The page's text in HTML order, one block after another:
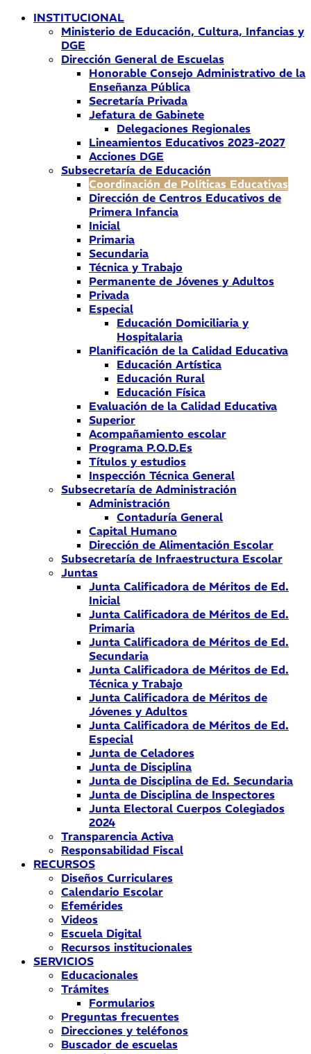
INSTITUCIONAL
Ministerio de Educación, Cultura, Infancias y
DGE
Dirección General de Escuelas
Honorable Consejo Administrativo de la
Enseñanza Pública
Secretaría Privada
Jefatura de Gabinete
Delegaciones Regionales
Lineamientos Educativos 2023-2027
Acciones DGE
Subsecretaría de Educación
Coordinación de Políticas Educativas
Dirección de Centros Educativos de
Primera Infancia
Inicial
Primaria
Secundaria
Técnica y Trabajo
Permanente de Jóvenes y Adultos
Privada
Especial
Educación Domiciliaria y
Hospitalaria
Planificación de la Calidad Educativa
Educación Artística
Educación Rural
Educación Física
Evaluación de la Calidad Educativa
Superior
Acompañamiento escolar
Programa P.O.D.Es
Títulos y estudios
Inspección Técnica General
Subsecretaría de Administración
Administración
Contaduría General
Capital Humano
Dirección de Alimentación Escolar
Subsecretaría de Infraestructura Escolar
Juntas
Junta Calificadora de Méritos de Ed.
Inicial
Junta Calificadora de Méritos de Ed.
Primaria
Junta Calificadora de Méritos de Ed.
Secundaria
Junta Calificadora de Méritos de Ed.
Técnica y Trabajo
Junta Calificadora de Méritos de
Jóvenes y Adultos
Junta Calificadora de Méritos de Ed.
Especial
Junta de Celadores
Junta de Disciplina
Junta de Disciplina de Ed. Secundaria
Junta de Disciplina de Inspectores
Junta Electoral Cuerpos Colegiados
2024
Transparencia Activa
Responsabilidad Fiscal
RECURSOS
Diseños Curriculares
Calendario Escolar
Efemérides
Videos
Escuela Digital
Recursos institucionales
SERVICIOS
Educacionales
Trámites
Formularios
Preguntas frecuentes
Direcciones y teléfonos
Buscador de escuelas